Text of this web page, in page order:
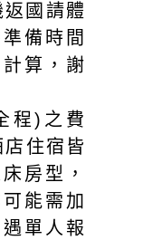
國請體
備時間
算，謝
程)之費
住宿皆
房型，
能需加
單人報